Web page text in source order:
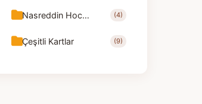
Nasreddin Hoca Fıkraları (4)
Çeşitli Kartlar (9)